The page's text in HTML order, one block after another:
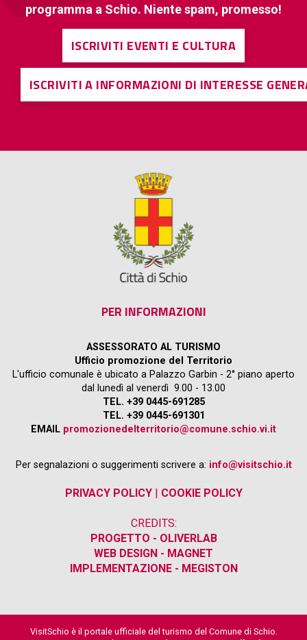
programma a Schio. Niente spam, promesso!
ISCRIVITI EVENTI E CULTURA
ISCRIVITI A INFORMAZIONI DI INTERESSE
PER INFORMAZIONI
ASSESSORATO AL TURISMO
Ufficio promozione del Territorio
L'ufficio comunale è ubicato a Palazzo Garbin - 2° piano aperto
dal lunedì al venerdì 9.00 - 13.00
TEL. +39 0445-691285
TEL. +39 0445-691301
EMAIL promozionedelterritorio@comune.schio.vi.it
Per segnalazioni o suggerimenti scrivere a: info@visitschio.it
PRIVACY POLICY| COOKIE POLICY
CREDITS:
PROGETTO - OLIVERLAB
WEB DESIGN - MAGNET
IMPLEMENTAZIONE - MEGISTON
VisitSchio è il portale ufficiale del turismo del Comune di Schio.